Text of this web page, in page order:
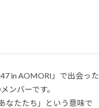
in AOMORI」で出会った
ンバーです。
なたたち」という意味で